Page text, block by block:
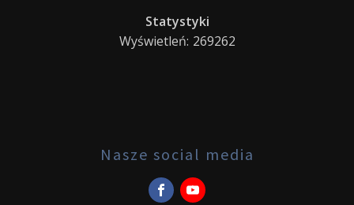
Statystyki
Wyświetleń: 269262
Nasze social media